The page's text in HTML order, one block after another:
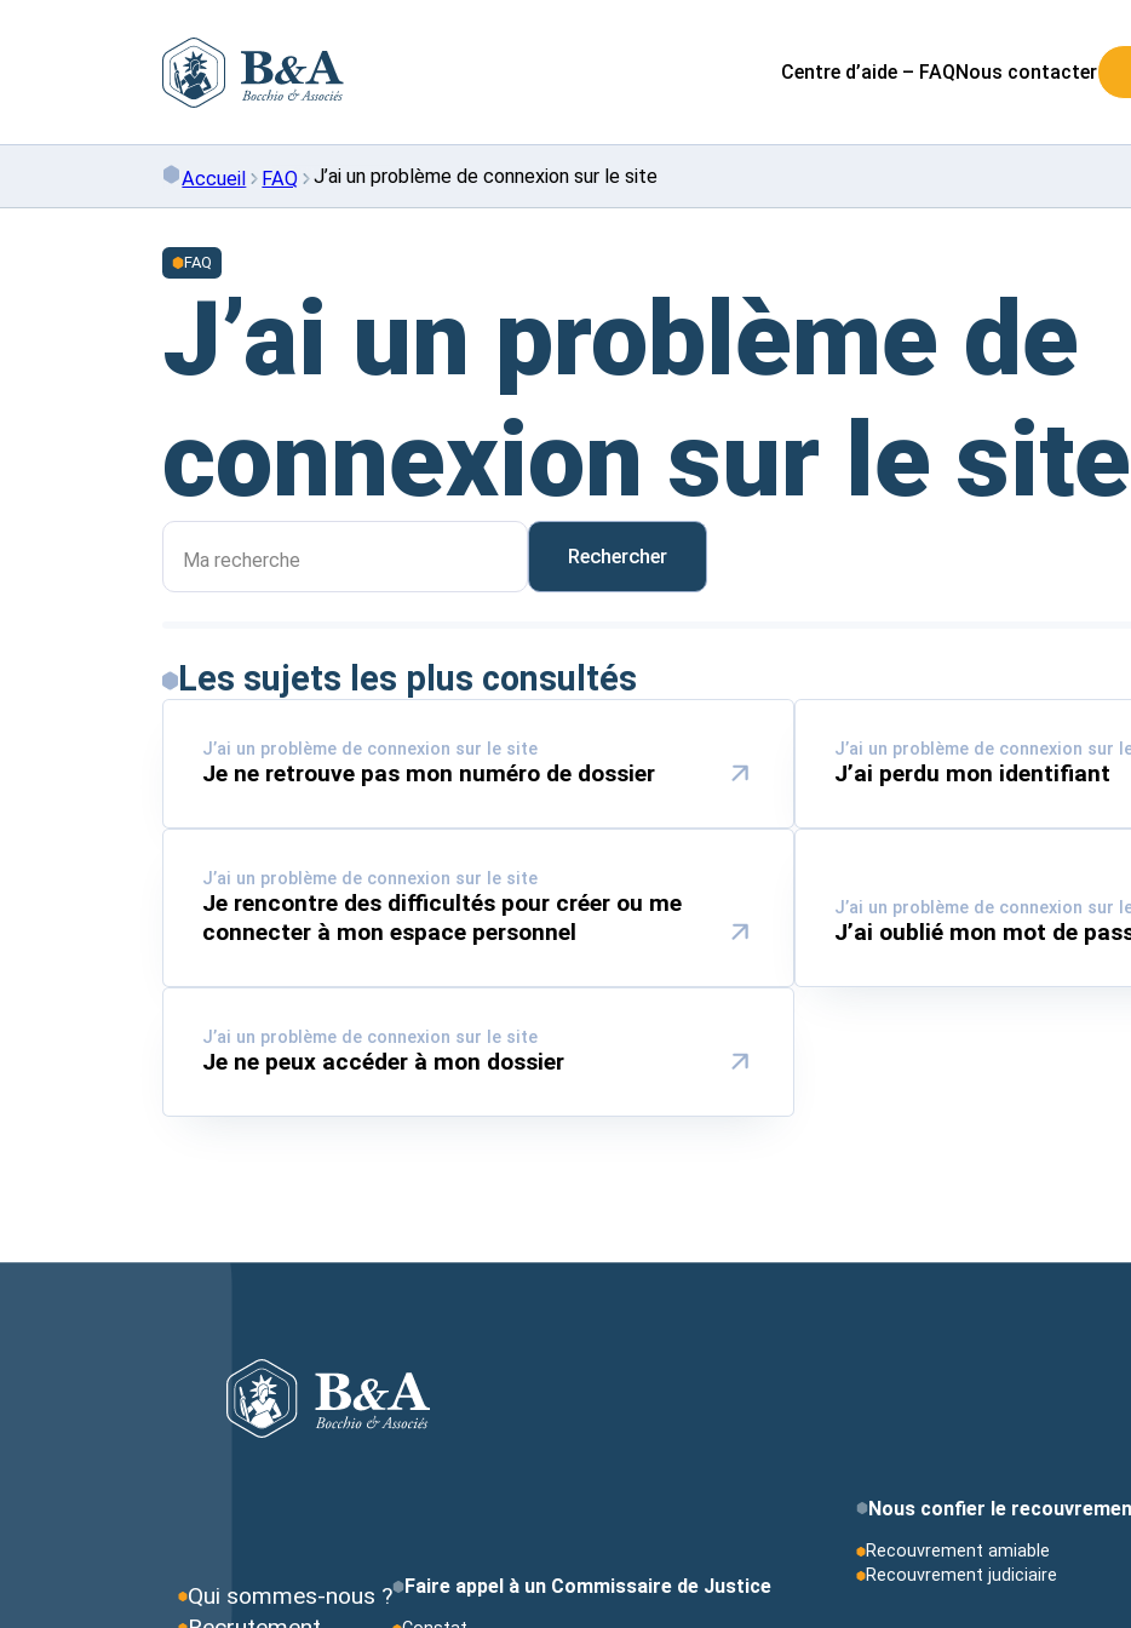
Centre d’aide – FAQNous contacter
Accueil FAQ J’ai un problème de connexion sur le site
FAQ
J’ai un problème de
connexion sur le site
Ma recherche
Les sujets les plus consultés
J’ai un problème de connexion sur le site
Je ne retrouve pas mon numéro de dossier
J’ai un problème de connexion sur
J’ai perdu mon identifiant
J’ai un problème de connexion sur le site
Je rencontre des difficultés pour créer ou me
connecter à mon espace personnel
J’ai un problème de connexion sur
J’ai oublié mon mot de
J’ai un problème de connexion sur le site
Je ne peux accéder à mon dossier
Qui sommes-nous ?
Faire appel à un Commissaire de Justice
Nous confier le
Recouvrement amiable
Recouvrement judiciaire